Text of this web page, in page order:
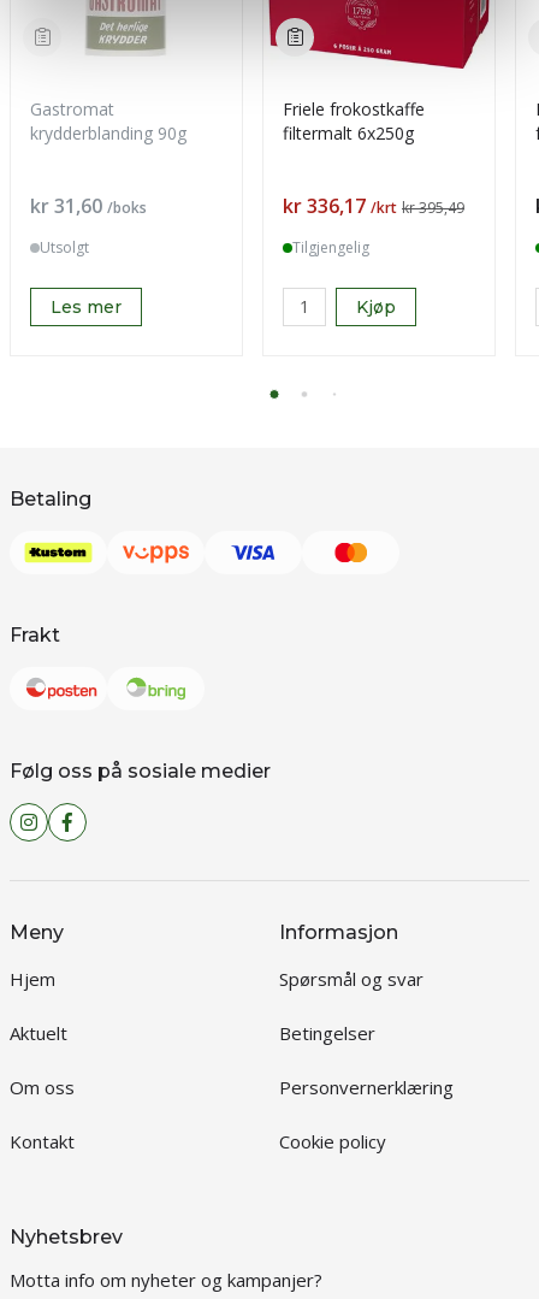
Gastromat
krydderblanding 90g
Pris
kr 31,60 /boks
Utsolgt
Les mer
Friele frokostkaffe
filtermalt 6x250g
Pris
kr 336,17 /krt kr 395,49
Tilgjengelig
Kjøp
Betaling
Frakt
Følg oss på sosiale medier
Meny
Hjem
Aktuelt
Om oss
Kontakt
Informasjon
Spørsmål og svar
Betingelser
Personvernerklæring
Cookie policy
Nyhetsbrev
Motta info om nyheter og kampanjer?